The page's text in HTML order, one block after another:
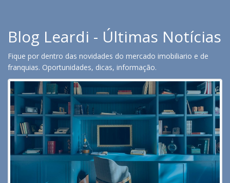
Blog Leardi - Últimas Notícias
Fique por dentro das novidades do mercado imobiliario e de
franquias. Oportunidades, dicas, informação.